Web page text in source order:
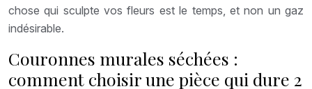
chose qui sculpte vos fleurs est le temps, et non un gaz
indésirable.
Couronnes murales séchées :
comment choisir une pièce qui dure 2